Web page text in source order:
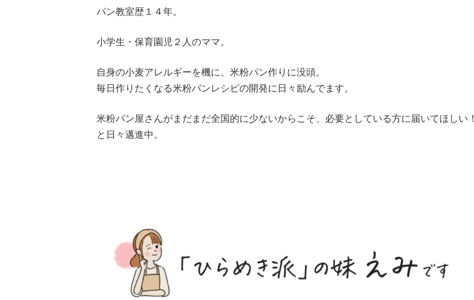
パン教室歴１４年。
小学生・保育園児２人のママ。
自身の小麦アレルギーを機に、米粉パン作りに没頭。
毎日作りたくなる米粉パンレシピの開発に日々励んでます。
米粉パン屋さんがまだまだ全国的に少ないからこそ、必要としている方に届いてほしい！
と日々邁進中。